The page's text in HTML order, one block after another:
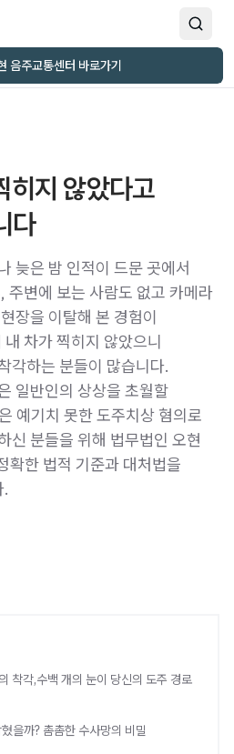
음주교통센터 바로가기
지 않았다고
다
늦은 밤 인적이 드문 곳에서
주변에 보는 사람도 없고 카메라
장을 이탈해 본 경험이
차가 찍히지 않았으니
각하는 분들이 많습니다.
일반인의 상상을 초월할
예기치 못한 도주치상 혐의로
신 분들을 위해 법무법인 오현
확한 법적 기준과 대처법을
.
착각,수백 개의 눈이 당신의 도주 경로
을까? 촘촘한 수사망의 비밀